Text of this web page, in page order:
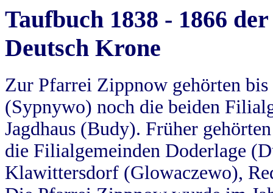
Taufbuch 1838 - 1866
Deutsch Krone
Zur Pfarrei Zippnow gehörten
(Sypnywo) noch die beiden
Jagdhaus (Budy). Früher
die Filialgemeinden Doderlage
Klawittersdorf (Glowaczewo),